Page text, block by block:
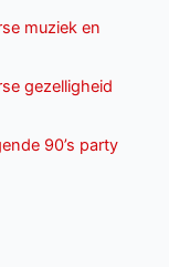
muziek en
gezelligheid
90’s party